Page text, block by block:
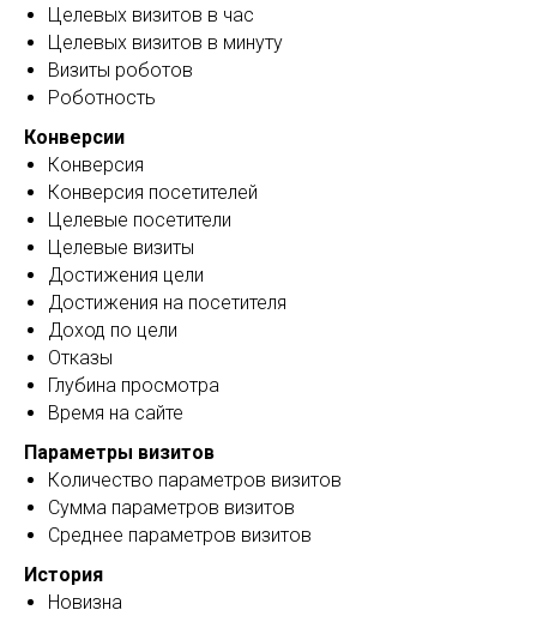
Целевых визитов в час
Целевых визитов в минуту
Визиты роботов
Роботность
Конверсии
Конверсия
Конверсия посетителей
Целевые посетители
Целевые визиты
Достижения цели
Достижения на посетителя
Доход по цели
Отказы
Глубина просмотра
Время на сайте
Параметры визитов
Количество параметров визитов
Сумма параметров визитов
Среднее параметров визитов
История
Новизна